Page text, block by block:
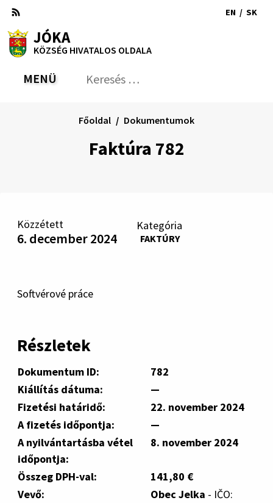
Ugrás
tartalomra
RSS Oldaltérkép
Nyomtatás
EN / SK
JÓKA
KÖZSÉG HIVATALOS OLDALA
VÁLTÁS
MENÜ Keresés:
Faktúra 782
Főoldal Dokumentumok
Közzétett
6. december 2024
Kategória
FAKTÚRY
Softvérové práce
Részletek
Dokumentum ID:
782
Kiállítás dátuma:
—
Fizetési határidő:
22. november 2024
A fizetés időpontja:
—
A nyilvántartásba vétel
időpontja:
8. november 2024
Összeg DPH-val:
141,80 €
Vevő:
Obec Jelka - IČO: